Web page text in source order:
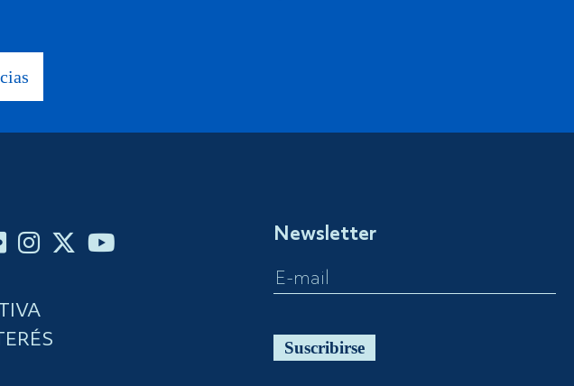
Newsletter
Suscribirse